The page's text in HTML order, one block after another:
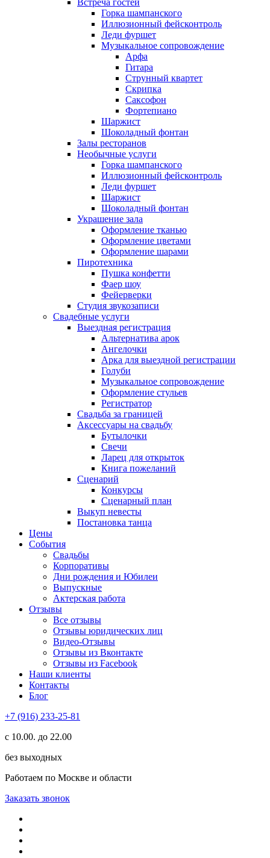
Встреча гостей
Горка шампанского
Иллюзионный фейсконтроль
Леди фуршет
Музыкальное сопровождение
Арфа
Гитара
Струнный квартет
Скрипка
Саксофон
Фортепиано
Шаржист
Шоколадный фонтан
Залы ресторанов
Необычные услуги
Горка шампанского
Иллюзионный фейсконтроль
Леди фуршет
Шаржист
Шоколадный фонтан
Украшение зала
Оформление тканью
Оформление цветами
Оформление шарами
Пиротехника
Пушка конфетти
Фаер шоу
Фейерверки
Студия звукозаписи
Свадебные услуги
Выездная регистрация
Альтернатива арок
Ангелочки
Арка для выездной регистрации
Голуби
Музыкальное сопровождение
Оформление стульев
Регистратор
Свадьба за границей
Аксессуары на свадьбу
Бутылочки
Свечи
Ларец для открыток
Книга пожеланий
Сценарий
Конкурсы
Сценарный план
Выкуп невесты
Постановка танца
Цены
События
Свадьбы
Корпоративы
Дни рождения и Юбилеи
Выпускные
Актерская работа
Отзывы
Все отзывы
Отзывы юридических лиц
Видео-Отзывы
Отзывы из Вконтакте
Отзывы из Facebook
Наши клиенты
Контакты
Блог
+7 (916) 233-25-81
с 10.00. до 22.00
без выходных
Работаем по Москве и области
Заказать звонок